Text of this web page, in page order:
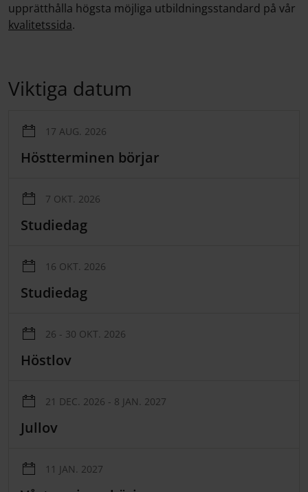
upprätthålla högsta möjliga utbildningsstandard på vår
kvalitetssida.
Viktiga datum
17 AUG. 2026
Höstterminen börjar
7 OKT. 2026
Studiedag
16 OKT. 2026
Studiedag
26 - 30 OKT. 2026
Höstlov
21 DEC. 2026 - 8 JAN. 2027
Jullov
11 JAN. 2027